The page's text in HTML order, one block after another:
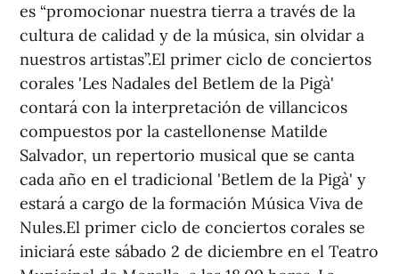
es “promocionar nuestra tierra a través de la
cultura de calidad y de la música, sin olvidar a
nuestros artistas”.El primer ciclo de conciertos
corales 'Les Nadales del Betlem de la Pigà'
contará con la interpretación de villancicos
compuestos por la castellonense Matilde
Salvador, un repertorio musical que se canta
cada año en el tradicional 'Betlem de la Pigà' y
estará a cargo de la formación Música Viva de
Nules.El primer ciclo de conciertos corales se
iniciará este sábado 2 de diciembre en el Teatro